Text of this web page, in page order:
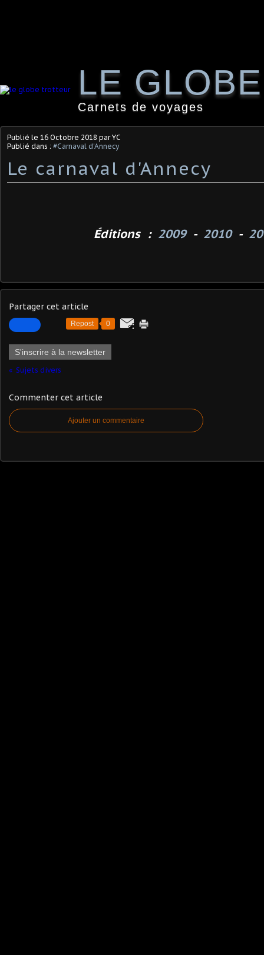
LE
Carnets de voyages
Publié le 16 Octobre 2018 par YC
Publié dans : #Carnaval d'Annecy
Le carnaval d'Annecy
Éditions : 2009- 2010-
Partager cet article
Repost 0
S'inscrire à la newsletter
Sujets divers
Commenter cet article
Ajouter un commentaire